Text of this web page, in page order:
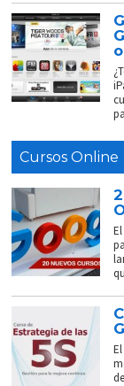
Cursos Online